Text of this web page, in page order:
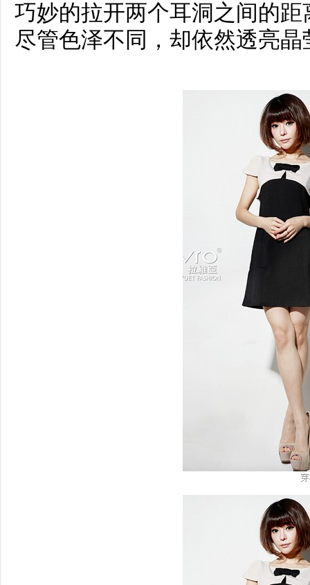
巧妙的拉开两个耳洞之间的
尽管色泽不同，却依然透亮晶